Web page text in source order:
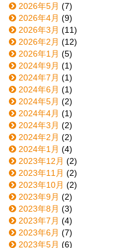
2026年5月 (7)
2026年4月 (9)
2026年3月 (11)
2026年2月 (12)
2026年1月 (5)
2024年9月 (1)
2024年7月 (1)
2024年6月 (1)
2024年5月 (2)
2024年4月 (1)
2024年3月 (2)
2024年2月 (2)
2024年1月 (4)
2023年12月 (2)
2023年11月 (2)
2023年10月 (2)
2023年9月 (2)
2023年8月 (3)
2023年7月 (4)
2023年6月 (7)
2023年5月 (6)